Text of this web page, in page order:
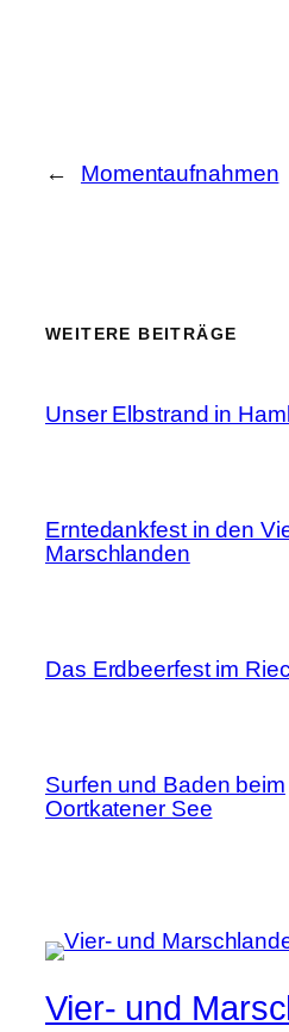
← Momentaufnahmen
WEITERE BEITRÄGE
Unser Elbstrand in
Erntedankfest in den
Marschlanden
Das Erdbeerfest im
Surfen und Baden beim
Oortkatener See
Vier- und